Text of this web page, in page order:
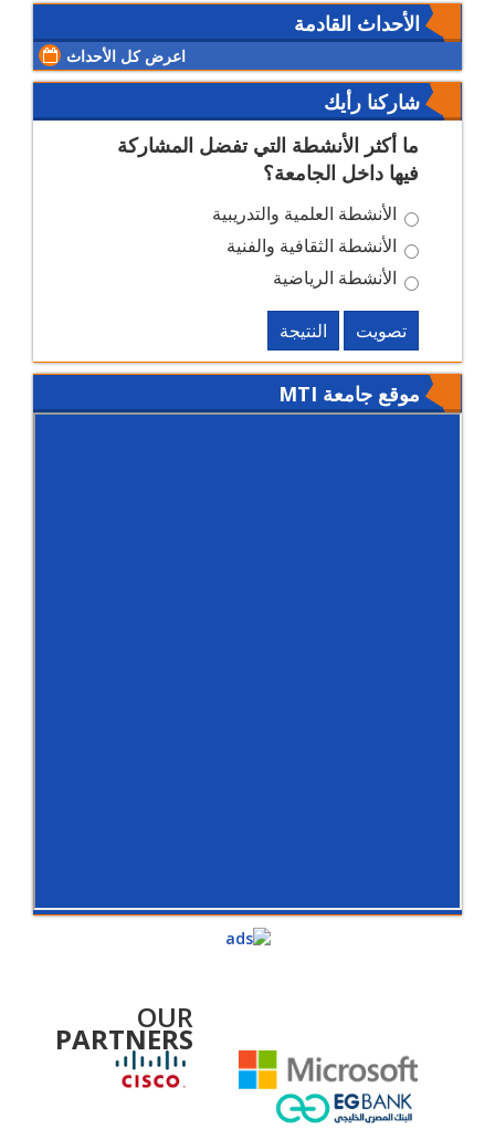
الأحداث القادمة
اعرض كل الأحداث
شاركنا رأيك
ما أكثر الأنشطة التي تفضل المشاركة
فيها داخل الجامعة؟
الأنشطة العلمية والتدريبية
الأنشطة الثقافية والفنية
الأنشطة الرياضية
تصويت النتيجة
موقع جامعة MTI
OUR
PARTNERS